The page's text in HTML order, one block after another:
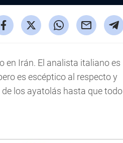
en Irán. El analista italiano es
es escéptico al respecto y
los ayatolás hasta que todo